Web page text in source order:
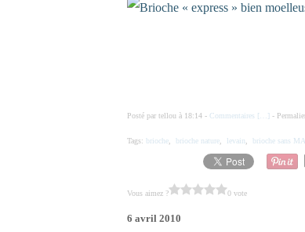
Posté par tellou à 18:14 - Commentaires [ ] -
Tags: brioche brioche nature levain brioche sans
Vous aimez ? 0 vote
6 avril 2010